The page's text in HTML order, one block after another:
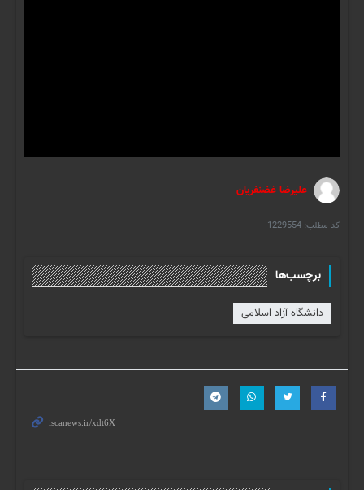
علیرضا غضنفریان
کد مطلب: 1229554
برچسب‌ها
دانشگاه آزاد اسلامی